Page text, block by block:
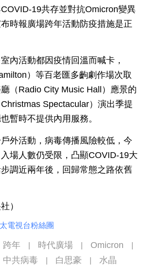
19共存並對抗Omicron變異
時報廣場跨年活動防疫措施是正
內活動都因疫情回溫而喊卡，
）等百老匯多齣劇作場次取
（Radio City Music Hall）應景的
Christmas Spectacular）演出季提
暫時不提供內用服務。
外活動，病毒傳播風險較低，今
場人數仍受限，凸顯COVID-19大
調近兩年後，回歸常態之路依舊
）
電視台粉絲團
跨年 時代廣場 Omicron
中共病毒 白思豪 水晶